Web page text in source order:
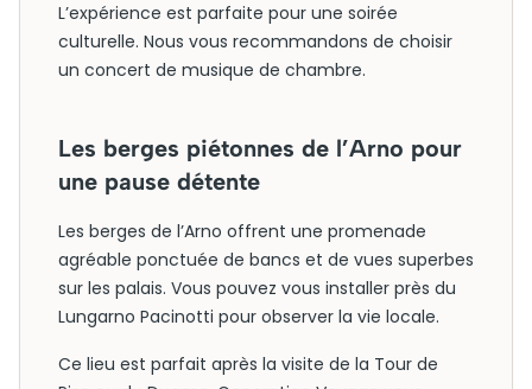
L’expérience est parfaite pour une soirée
culturelle. Nous vous recommandons de choisir
un concert de musique de chambre.
Les berges piétonnes de l’Arno pour
une pause détente
Les berges de l’Arno offrent une promenade
agréable ponctuée de bancs et de vues superbes
sur les palais. Vous pouvez vous installer près du
Lungarno Pacinotti pour observer la vie locale.
Ce lieu est parfait après la visite de la Tour de